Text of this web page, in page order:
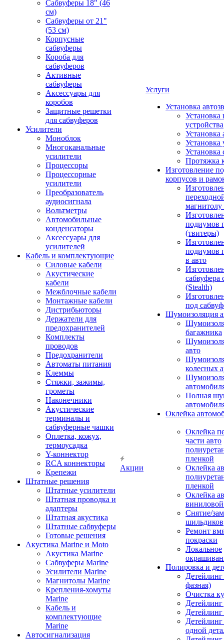
Сабвуферы 18" (46
см)
Сабвуферы от 21"
(53 см)
Корпусные
сабвуферы
Короба для
сабвуферов
Активные
сабвуферы
Аксессуары для
коробов
Защитные решетки
для сабвуферов
Усилители
Моноблок
Многоканальные
усилители
Процессоры
Процессорные
усилители
Преобразователь
аудиосигнала
Вольтметры
Автомобильные
конденсаторы
Аксессуары для
усилителей
Кабель и комплектующие
Силовые кабели
Акустические
кабели
Межблочные кабели
Монтажные кабели
Дистрибьюторы
Держатели для
предохранителей
Комплекты
проводов
Предохранители
Автоматы питания
Клеммы
Стяжки, зажимы,
грометы
Наконечники
Акустические
терминалы и
сабвуферные чашки
Оплетка, кожух,
термоусадка
Y-коннектор
RCA коннекторы
Крепежи
Штатные решения
Штатные усилители
Штатная проводка и
адаптеры
Штатная акустика
Штатные сабвуферы
Готовые решения
Акустика Marine и Moto
Акустика Marine
Сабвуферы Marine
Усилители Marine
Магнитолы Marine
Крепления-хомуты
Marine
Кабель и
комплектующие
Marine
Автосигнализация
Акции
Услуги
Установка
Установка
устройства
Установка
Установка
Установка
Протяжка
Изготовление
корпусов и
подиумов
(твитеры)
подиумов
в авто
сабвуфера
(Stealth)
под
Шумоизоляция
багажника
авто
колесных
Полная
Оклейка
Оклейка
части авто
пленкой
Оклейка
пленкой
Оклейка
Снятие/
шильдиков
Ремонт
покраски
Локальное
Полировка и
фазная)
Очистка
Детейлинг
одной